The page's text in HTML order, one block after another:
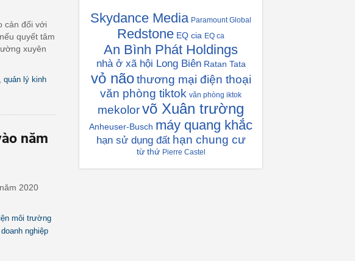
cản đối với
quyết tâm
xuyên
quản lý kinh
năm
2020
môi trường
doanh nghiệp
Skydance Media Paramount Global
Redstone EQ cia EQ ca
An Bình Phát Holdings
nhà ở xã hội Long Biên Ratan Tata
vỏ não thương mại điện thoại
văn phòng tiktok văn phòng iktok
mekolorvõ Xuân trường
Anheuser-Busch máy quang khắc
hạn sử dụng đất hạn chung cư
từ thứ Pierre Castel